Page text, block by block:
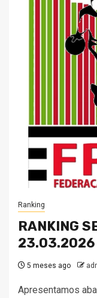
Ranking
RANKING
23.03.2026
5 meses ago
Apresentamos